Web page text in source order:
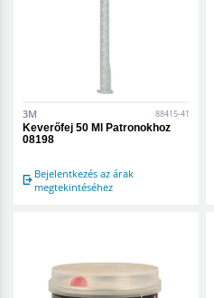
3M 88415-41
Keverőfej 50 Ml Patronokhoz
08198
Bejelentkezés az árak
megtekintéséhez